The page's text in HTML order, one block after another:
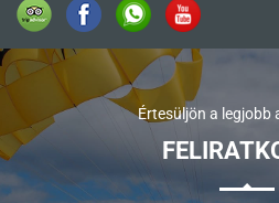
Értesüljön a legjobb